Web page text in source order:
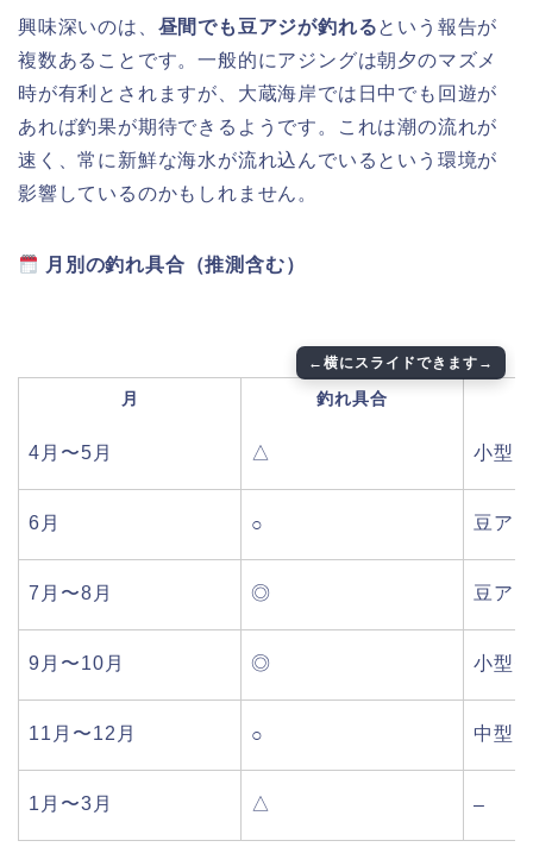
興味深いのは、 昼間でも豆アジが釣れるという報告が
複数あることです。一般的にアジングは朝夕のマズメ
時が有利とされますが、大蔵海岸では日中でも回遊が
あれば釣果が期待できるようです。これは潮の流れが
速く、常に新鮮な海水が流れ込んでいるという環境が
影響しているのかもしれません。
月別の釣れ具合（推測含む）
月 釣れ具合
4月〜5月 △ 小型
6月 ○ 豆ア
7月〜8月 ◎ 豆ア
9月〜10月 ◎ 小型
11月〜12月 ○ 中型
1月〜3月 △ –